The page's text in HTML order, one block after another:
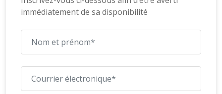
immédiatement de sa disponibilité